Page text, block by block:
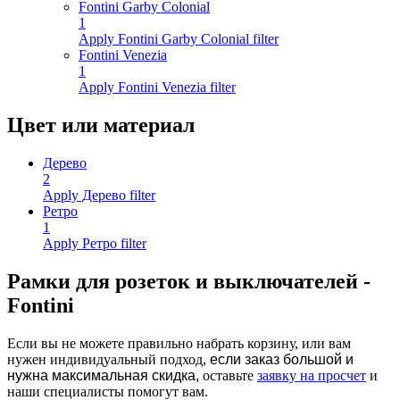
Fontini Garby Colonial
1
Apply Fontini Garby Colonial filter
Fontini Venezia
1
Apply Fontini Venezia filter
Цвет или материал
Дерево
2
Apply Дерево filter
Ретро
1
Apply Ретро filter
Рамки для розеток и выключателей -
Fontini
Если вы не можете правильно набрать корзину, или вам
нужен индивидуальный подход, если заказ большой и
нужна максимальная скидка, оставьте заявку на просчет и
наши специалисты помогут вам.